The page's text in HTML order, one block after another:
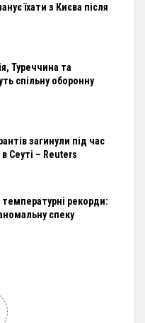
їхати з Києва після
Туреччина та
спільну оборонну
загинули під час
Сеуті – Reuters
температурні рекорди:
спеку